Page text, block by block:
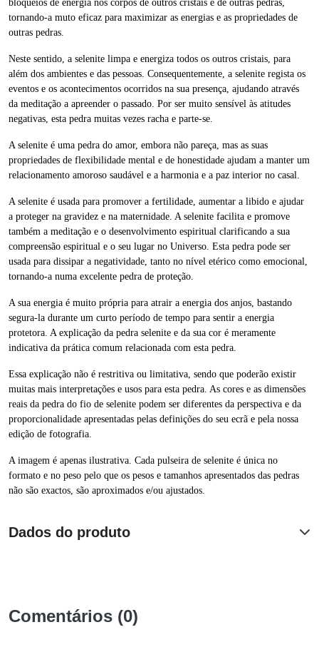
bloqueios de energia nos corpos de outros cristais e de outras pedras,
tornando-a muto eficaz para maximizar as energias e as propriedades de
outras pedras.
Neste sentido, a selenite limpa e energiza todos os outros cristais, para
além dos ambientes e das pessoas. Consequentemente, a selenite regista os
eventos e os acontecimentos ocorridos na sua presença, ajudando através
da meditação a apreender o passado. Por ser muito sensível às atitudes
negativas, esta pedra muitas vezes racha e parte-se.
A selenite é uma pedra do amor, embora não pareça, mas as suas
propriedades de flexibilidade mental e de honestidade ajudam a manter um
relacionamento amoroso saudável e a harmonia e a paz interior no casal.
A selenite é usada para promover a fertilidade, aumentar a libido e ajudar
a proteger na gravidez e na maternidade. A selenite facilita e promove
também a meditação e o desenvolvimento espiritual clarificando a sua
compreensão espiritual e o seu lugar no Universo. Esta pedra pode ser
usada para dissipar a negatividade, tanto no nível etérico como emocional,
tornando-a numa excelente pedra de proteção.
A sua energia é muito própria para atrair a energia dos anjos, bastando
segura-la durante um curto período de tempo para sentir a energia
protetora. A explicação da pedra selenite e da sua cor é meramente
indicativa da prática comum relacionada com esta pedra.
Essa explicação não é restritiva ou limitativa, sendo que poderão existir
muitas mais interpretações e usos para esta pedra. As cores e as dimensões
reais da pedra do fio de selenite podem ser diferentes da perspectiva e da
proporcionalidade apresentadas pelas definições do seu ecrã e pela nossa
edição de fotografia.
A imagem é apenas ilustrativa. Cada pulseira de selenite é única no
formato e no peso pelo que os pesos e tamanhos apresentados das pedras
não são exactos, são aproximados e/ou ajustados.
Dados do produto
Comentários (0)